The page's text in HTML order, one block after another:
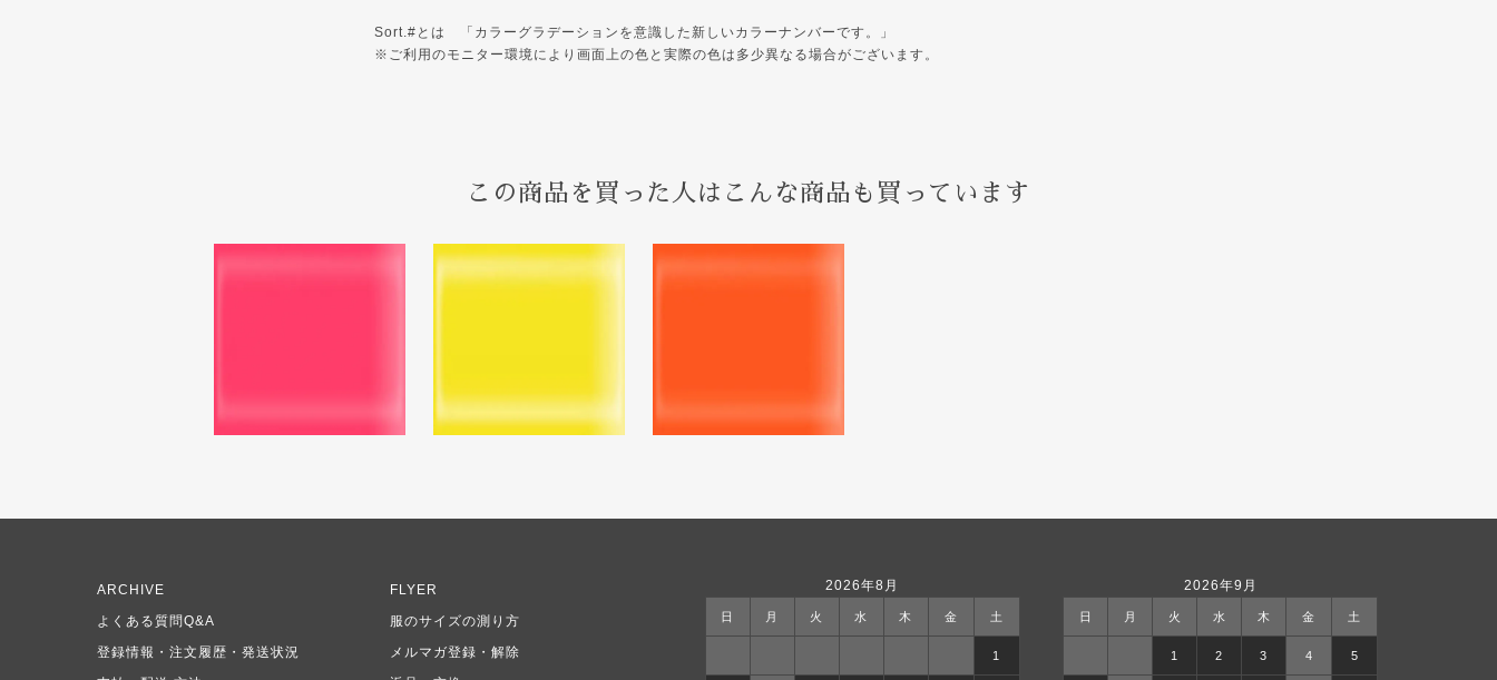
Sort.#とは 「カラーグラデーションを意識した新しいカラーナンバーです。」
※ご利用のモニター環境により画面上の色と実際の色は多少異なる場合がございます。
この商品を買った人はこんな商品も買っています
2026年8月
日 月 火 水 木 金 土
1
2026年9月
日 月 火 水 木 金 土
1 2 3 4 5
ARCHIVE
FLYER
よくある質問Q&A
服のサイズの測り方
登録情報・注文履歴・発送状況
メルマガ登録・解除